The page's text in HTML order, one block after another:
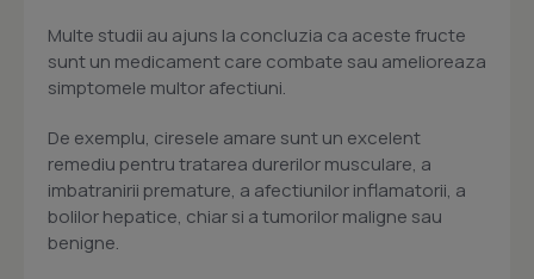
Multe studii au ajuns la concluzia ca aceste fructe
sunt un medicament care combate sau amelioreaza
simptomele multor afectiuni.
De exemplu, ciresele amare sunt un excelent
remediu pentru tratarea durerilor musculare, a
imbatranirii premature, a afectiunilor inflamatorii, a
bolilor hepatice, chiar si a tumorilor maligne sau
benigne.